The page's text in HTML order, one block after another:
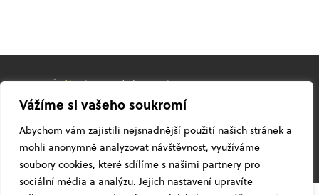
Vážíme si vašeho soukromí
Abychom vám zajistili nejsnadnější použití našich stránek a
mohli anonymně analyzovat návštěvnost, využíváme
soubory cookies, které sdílíme s našimi partnery pro
sociální média a analýzu. Jejich nastavení upravíte
© 2026Žufánek.czpod vlivemslivovice
Facebook YouTube InstagramTwitter
Vyrobilaznačkárna®